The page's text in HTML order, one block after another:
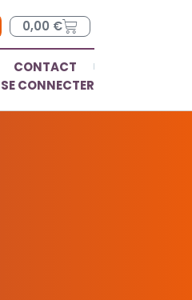
0,00 €
CONTACT
SE CONNECTER